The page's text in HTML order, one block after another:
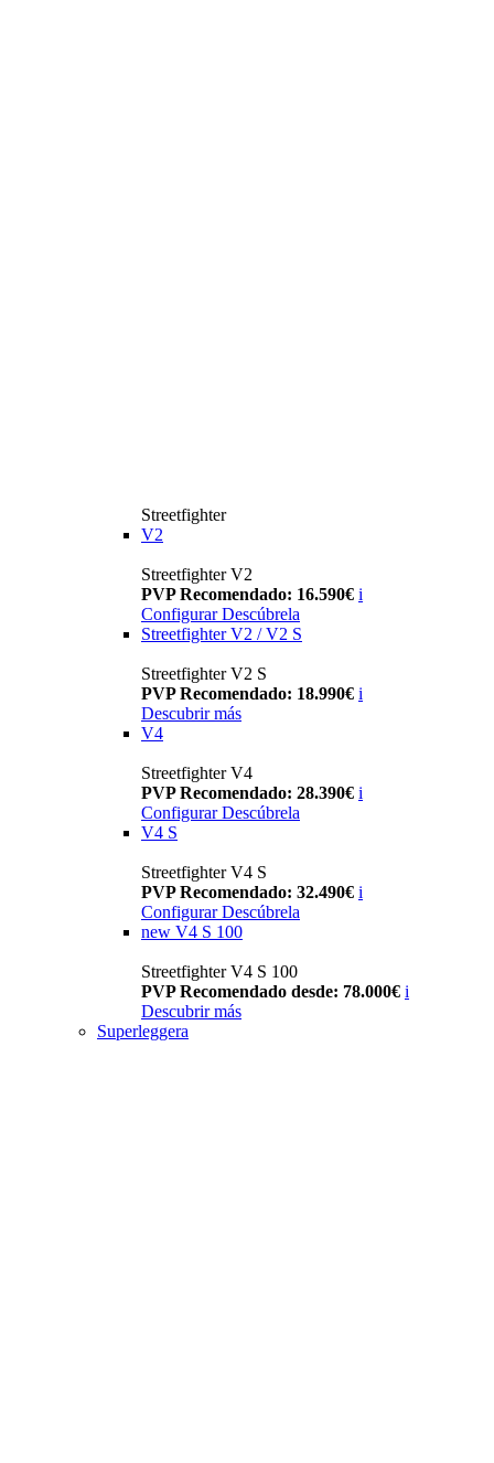
Streetfighter
V2
Streetfighter V2
PVP Recomendado: 16.590€ i
Configurar Descúbrela
Streetfighter V2 / V2 S
Streetfighter V2 S
PVP Recomendado: 18.990€ i
Descubrir más
V4
Streetfighter V4
PVP Recomendado: 28.390€ i
Configurar Descúbrela
V4 S
Streetfighter V4 S
PVP Recomendado: 32.490€ i
Configurar Descúbrela
new V4 S 100
Streetfighter V4 S 100
PVP Recomendado desde: 78.000€ i
Descubrir más
Superleggera